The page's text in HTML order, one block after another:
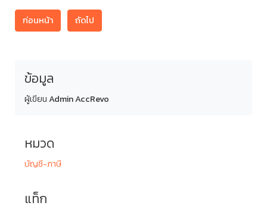
ก่อนหน้า ถัดไป
ข้อมูล
ผู้เขียนAdmin AccRevo
หมวด
บัญชี-ภาษี
แท็ก